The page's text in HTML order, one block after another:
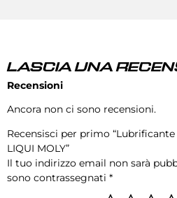
LASCIA UNA
Recensioni
Ancora non ci sono recensioni.
Recensisci per primo
LIQUI MOLY”
Il tuo indirizzo email non sarà
sono contrassegnati *